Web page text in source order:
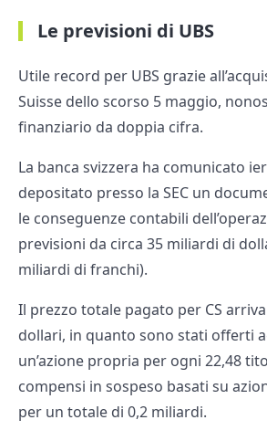
Le previsioni di UBS
Utile record per UBS grazie
Suisse dello scorso 5 maggio,
finanziario da doppia cifra.
La banca svizzera ha comunicato
depositato presso la SEC un
le conseguenze contabili
previsioni da circa 35 miliardi di
miliardi di franchi).
Il prezzo totale pagato per CS
dollari, in quanto sono stati offerti
un’azione propria per ogni 22,48
compensi in sospeso basati su
per un totale di 0,2 miliardi.